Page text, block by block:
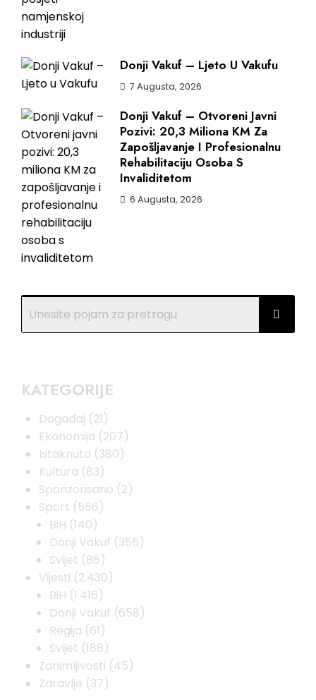
Donji Vakuf – Ljeto U Vakufu
7 Augusta, 2026
Donji Vakuf – Otvoreni Javni
Pozivi: 20,3 Miliona KM Za
Zapošljavanje I Profesionalnu
Rehabilitaciju Osoba S
Invaliditetom
6 Augusta, 2026
KATEGORIJE
Događaj (21)
Ekonomija (207)
Istaknuto (380)
Kultura (83)
Sponzorisano (2)
Sport (556)
BiH (140)
Donji Vakuf (355)
Svijet (86)
Vijesti (2.430)
BiH (1.416)
Donji Vakuf (658)
Regija (61)
Svijet (188)
Zanimljivosti (45)
Zdravlje (37)